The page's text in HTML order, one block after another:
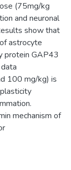
(75mg/kg
and neuronal
show that
astrocyte
protein GAP43
100 mg/kg) is
mechanism of